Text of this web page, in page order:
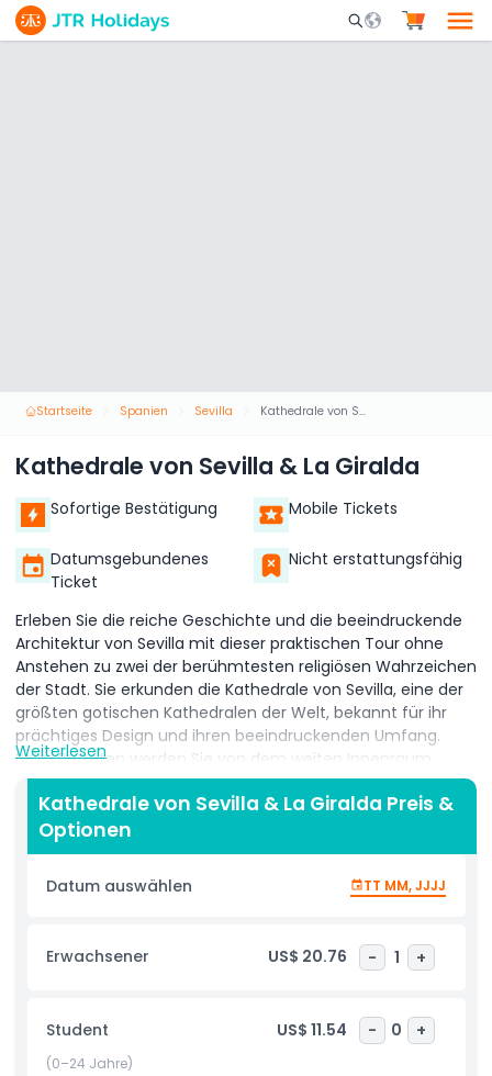
Mobile Search
Startseite Spanien Sevilla Kathedrale von Sevilla & La Giralda
Kathedrale von Sevilla & La Giralda
Sofortige Bestätigung Mobile Tickets
Datumsgebundenes
Ticket
Nicht erstattungsfähig
Erleben Sie die reiche Geschichte und die beeindruckende
Architektur von Sevilla mit dieser praktischen Tour ohne
Anstehen zu zwei der berühmtesten religiösen Wahrzeichen
der Stadt. Sie erkunden die Kathedrale von Sevilla, eine der
größten gotischen Kathedralen der Welt, bekannt für ihr
prächtiges Design und ihren beeindruckenden Umfang.
Beim Betreten werden Sie von dem weiten Innenraum
begeistert sein, insbesondere von der Hauptkapelle, die
eines der größten und wertvollsten Altäre beherbergt, die je
geschaffen wurden. Während Ihres Besuchs können Sie
durch mehr als 80 Kapellen wandern, von denen jede
verschiedenen Heiligen und wichtigen historischen
Persönlichkeiten gewidmet ist, die zu Sevillas kultureller und
Kathedrale erzählt eine einzigartige Geschichte, was das
Erlebnis unvergesslich macht. Nach der Erkundung der
atemberaubenden Panoramablicken auf Sevilla und die
schöne andalusische Landschaft belohnt. Die Tour
Weiterlesen
Kathedrale von Sevilla & La Giralda Preis &
Optionen
Datum auswählen TT MM, JJJJ
Erwachsener US$ 20.76 - 1 +
Student US$ 11.54 - 0 +
(0–24 Jahre)